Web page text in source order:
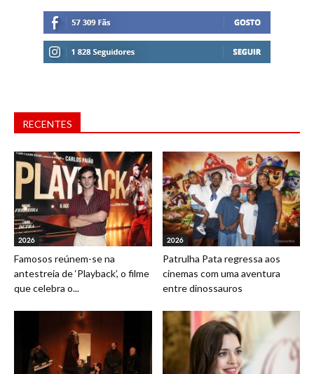
RECENTES
2026
Famosos reúnem-se na
antestreia de ‘Playback’, o filme
que celebra o...
2026
Patrulha Pata regressa aos
cinemas com uma aventura
entre dinossauros